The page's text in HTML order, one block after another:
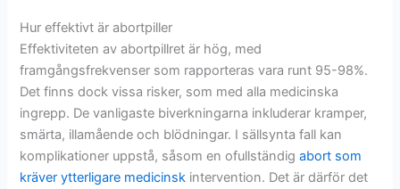
Hur effektivt är abortpiller
Effektiviteten av abortpillret är hög, med
framgångsfrekvenser som rapporteras vara runt 95-98%.
Det finns dock vissa risker, som med alla medicinska
ingrepp. De vanligaste biverkningarna inkluderar kramper,
smärta, illamående och blödningar. I sällsynta fall kan
komplikationer uppstå, såsom en ofullständigabort som
kräver ytterligare medicinsk intervention. Det är därför det